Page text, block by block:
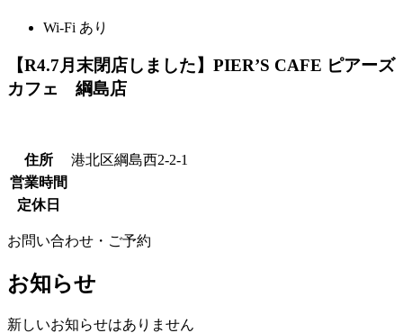
Wi-Fi あり
【R4.7月末閉店しました】PIER’S CAFE ピアーズ
カフェ 綱島店
住所
港北区綱島西2-2-1
営業時間
定休日
お問い合わせ・ご予約
お知らせ
新しいお知らせはありません